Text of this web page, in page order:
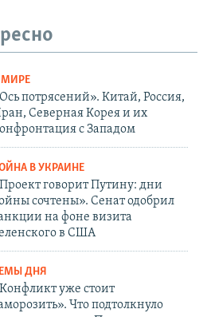
МИРЕ
потрясений». Китай, Россия,
Северная Корея и их
с Западом
В УКРАИНЕ
говорит Путину: дни
сочтены». Сенат одобрил
на фоне визита
в США
ДНЯ
уже стоит
Что подтолкнуло